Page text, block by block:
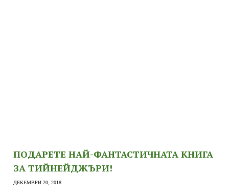
ПОДАРЕТЕ НАЙ-ФАНТАСТИЧНАТА КНИГА
ЗА ТИЙНЕЙДЖЪРИ!
ДЕКЕМВРИ 20, 2018